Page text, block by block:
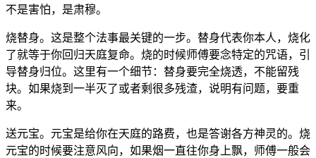
不是害怕，是肃穆。
烧替身。这是整个法事最关键的一步。替身代表你本人，烧化
了就等于你回归天庭复命。烧的时候师傅要念特定的咒语，引
导替身归位。这里有一个细节：替身要完全烧透，不能留残
块。如果烧到一半灭了或者剩很多残渣，说明有问题，要重
来。
送元宝。元宝是给你在天庭的路费，也是答谢各方神灵的。烧
元宝的时候要注意风向，如果烟一直往你身上飘，师傅一般会